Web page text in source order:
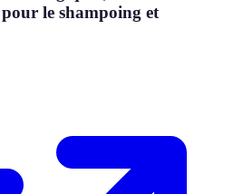
le shampoing et